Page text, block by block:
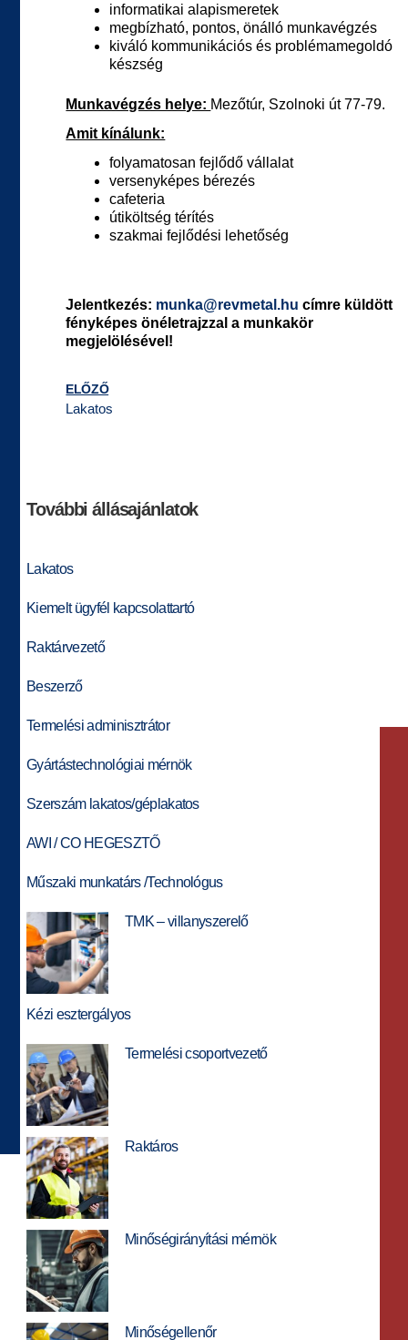
informatikai alapismeretek
megbízható, pontos, önálló munkavégzés
kiváló kommunikációs és problémamegoldó
készség
Munkavégzés helye: Mezőtúr, Szolnoki út 77-79.
Amit kínálunk:
folyamatosan fejlődő vállalat
versenyképes bérezés
cafeteria
útiköltség térítés
szakmai fejlődési lehetőség
Jelentkezés: munka@revmetal.hu címre küldött
fényképes önéletrajzzal a munkakör
megjelölésével!
ELŐZŐ
Lakatos
További állásajánlatok
Lakatos
Kiemelt ügyfél kapcsolattartó
Raktárvezető
Beszerző
Termelési adminisztrátor
Gyártástechnológiai mérnök
Szerszám lakatos/géplakatos
AWI / CO HEGESZTŐ
Műszaki munkatárs /Technológus
TMK – villanyszerelő
Kézi esztergályos
Termelési csoportvezető
Raktáros
Minőségirányítási mérnök
Minőségellenőr